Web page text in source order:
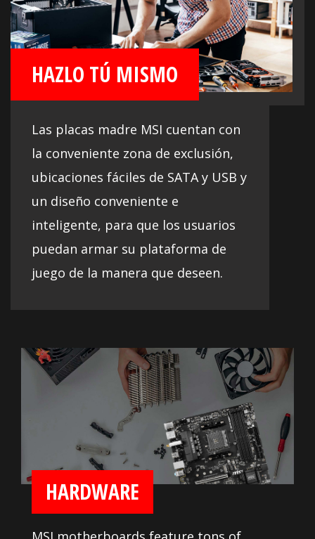
HAZLO TÚ MISMO
Las placas madre MSI cuentan con
la conveniente zona de exclusión,
ubicaciones fáciles de SATA y USB y
un diseño conveniente e
inteligente, para que los usuarios
puedan armar su plataforma de
juego de la manera que deseen.
HARDWARE